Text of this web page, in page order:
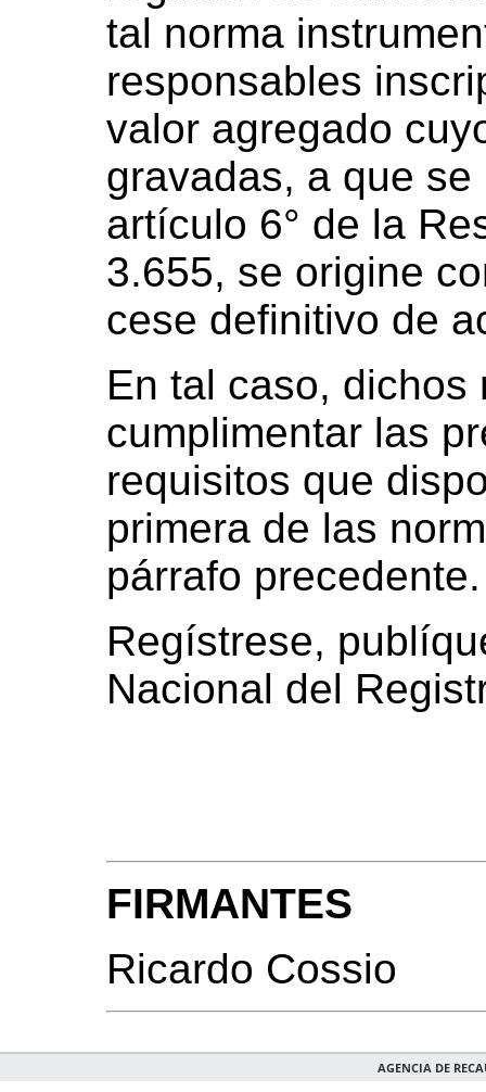
tal norma
responsables
valor agregado
gravadas, a que
artículo 6° de la
3.655, se origine
cese definitivo de
En tal caso,
cumplimentar las
requisitos que
primera de las
párrafo precedente.
Regístrese,
Nacional del
FIRMANTES
Ricardo Cossio
AGENCIA DE